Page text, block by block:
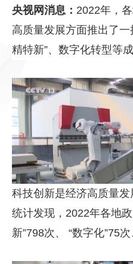
央视网消息： 2022年，
高质量发展方面推出了
精特新”、数字化转型等
科技创新是经济高质量
统计发现， 2022年各地
新”798次、 “数字化”75次